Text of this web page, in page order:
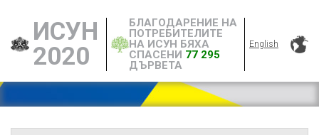
ИСУН
2020
БЛАГОДАРЕНИЕ НА
ПОТРЕБИТЕЛИТЕ
НА ИСУН БЯХА
СПАСЕНИ 77 295
ДЪРВЕТА
English